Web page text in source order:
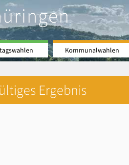
Kommunalwahlen
Ergebnis